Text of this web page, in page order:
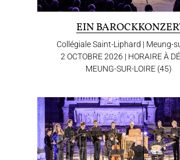
THE ENSEMBLE
JOËL SUHUBIETTE
CONCERTS
EIN
Collégiale Saint-Liphard | Meung-
2 OCTOBRE 2026 | HORAIRE À
MEUNG-SUR-LOIRE (45)